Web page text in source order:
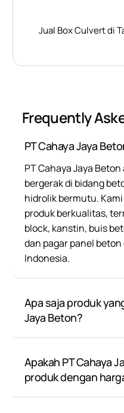
Jual Box Culvert di
Frequently
PT Cahaya Jaya
PT Cahaya Jaya
bergerak di bidang
hidrolik bermutu.
produk berkualitas,
block, kanstin, buis
dan pagar panel
Indonesia.
Apa saja produk
Jaya Beton?
Apakah PT Cahaya
produk dengan